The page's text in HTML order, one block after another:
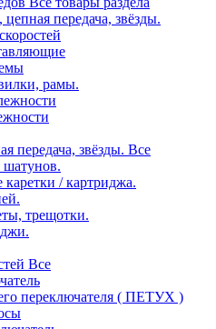
передача, звёзды.
рамы.
передача, звёзды. Все
/ картриджа.
трещотки.
Все
переключателя ( ПЕТУХ )